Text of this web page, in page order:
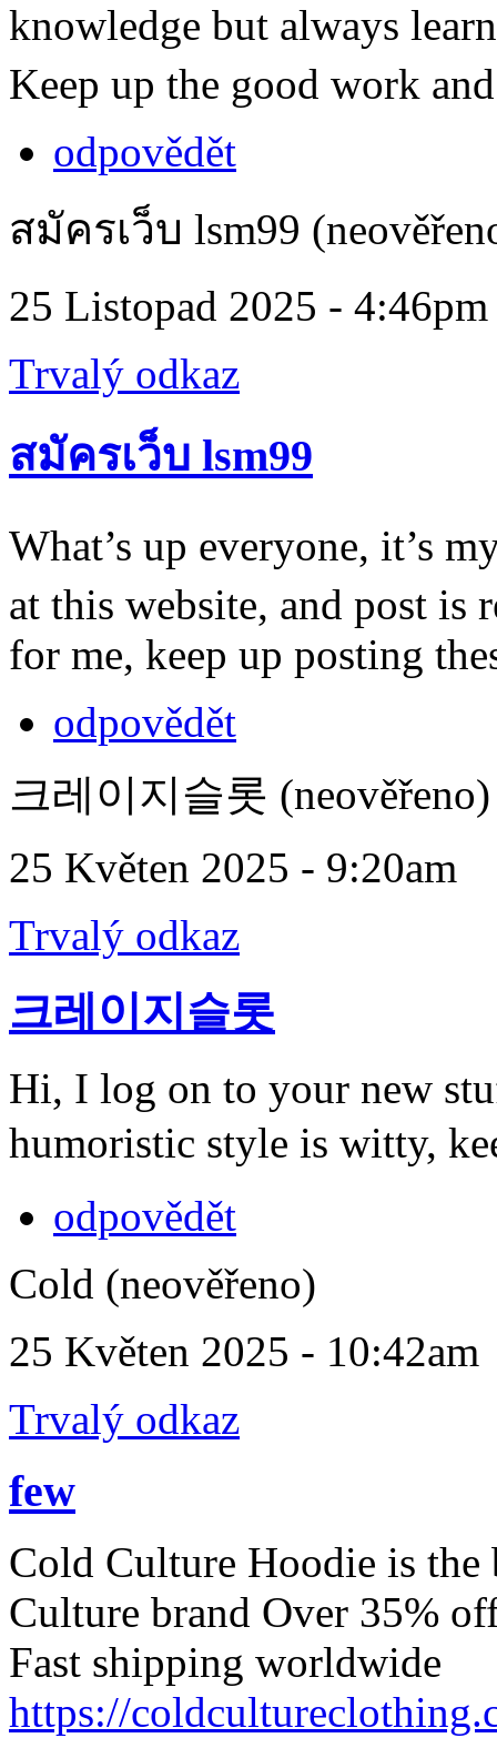
knowledge but always
Keep up the good work
odpovědět
สมัครเว็บ lsm99
25 Listopad 2025 - 4:46pm
Trvalý odkaz
สมัครเว็บ lsm99
What’s up everyone, it’s
at this website, and post
for me, keep up posting
odpovědět
크레이지슬롯 (neověřeno)
25 Květen 2025 - 9:20am
Trvalý odkaz
크레이지슬롯
Hi, I log on to your new
humoristic style is witty,
odpovědět
Cold (neověřeno)
25 Květen 2025 - 10:42am
Trvalý odkaz
few
Cold Culture Hoodie is the
Culture brand Over 35%
Fast shipping worldwide
https://